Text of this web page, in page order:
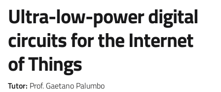
Ultra-low-power digital
circuits for the Internet
of Things
Tutor: Prof. Gaetano Palumbo